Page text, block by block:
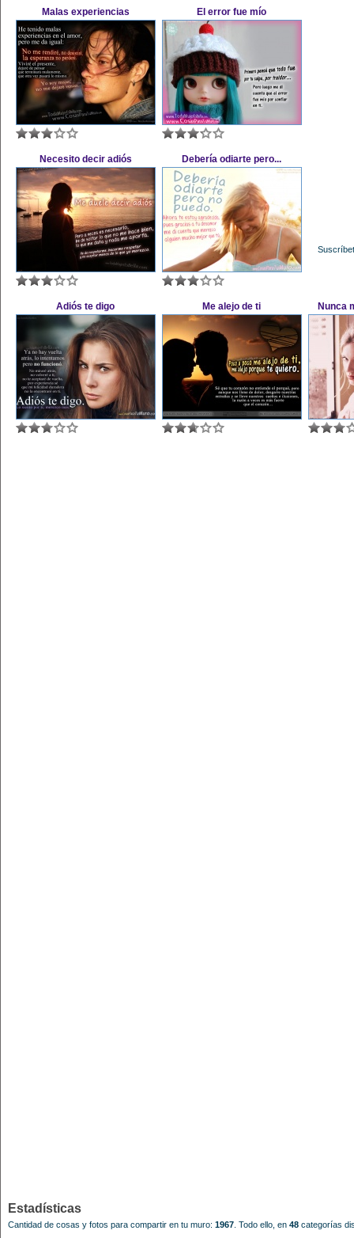
Malas experiencias El error fue mío
Necesito decir adiós Debería odiarte pero...
Adiós te digo Me alejo de ti Nunca
Estadísticas
Cantidad de cosas y fotos para compartir en tu muro: 1967 Todo ello, en 48 categorías